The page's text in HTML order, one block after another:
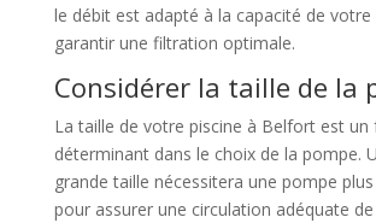
le débit est adapté à la capacité de votre
garantir une filtration optimale.
Considérer la taille de la
La taille de votre piscine à Belfort est un
déterminant dans le choix de la pompe.
grande taille nécessitera une pompe
pour assurer une circulation adéquate de